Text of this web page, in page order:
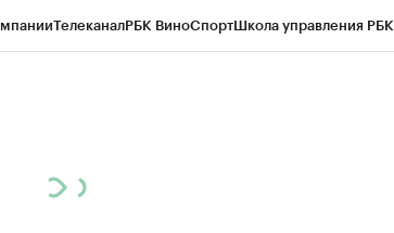
ТелеканалРБК ВиноСпортШкола управления РБК